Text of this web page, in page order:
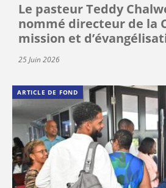
Le pasteur Teddy
nommé directeur de la
mission et
25 Juin 2026
ARTICLE DE FOND